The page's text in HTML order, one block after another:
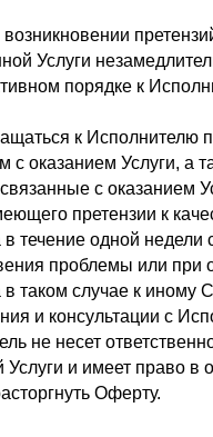
Услуги
порядке к
к Исполнителю
с оказанием Услуги, а
с оказанием
претензии к
в течение одной недели
проблемы или при
в таком случае к иному
и консультации с
не несет
Услуги и имеет право в
Оферту.